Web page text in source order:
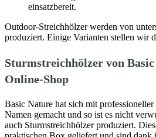
einsatzbereit.
Outdoor-Streichhölzer werden von
produziert. Einige Varianten stellen wir
Sturmstreichhölzer von
Online-Shop
Basic Nature hat sich mit
Namen gemacht und so ist es nicht
auch Sturmstreichhölzer produziert.